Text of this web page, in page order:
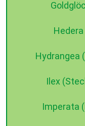
Hydrangea
Ilex
Imperata